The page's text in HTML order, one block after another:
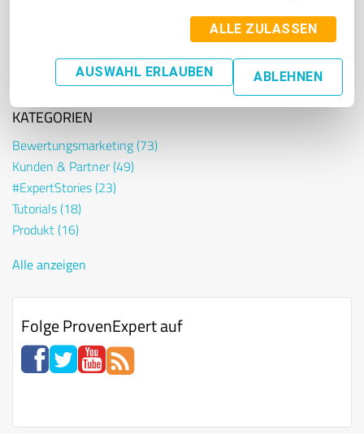
ALLE ZULASSEN
AUSWAHL ERLAUBEN ABLEHNEN
der Kunde sich
beschwert
KATEGORIEN
Bewertungsmarketing(73)
Kunden & Partner(49)
#ExpertStories(23)
Tutorials(18)
Produkt(16)
Alle anzeigen
Folge ProvenExpert auf